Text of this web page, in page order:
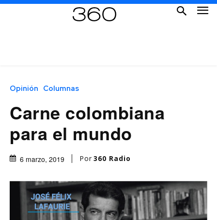
Opinión Columnas
Carne colombiana
para el mundo
6 marzo, 2019 Por 360 Radio